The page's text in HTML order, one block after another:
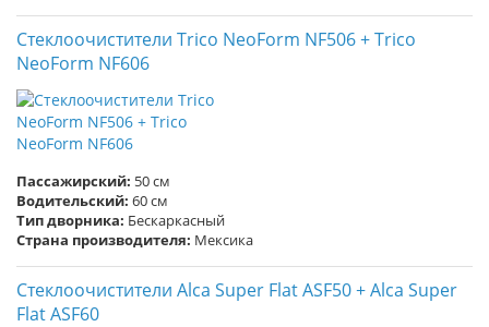
Стеклоочистители Trico NeoForm NF506 + Trico
NeoForm NF606
Пассажирский: 50 см
Водительский: 60 см
Тип дворника: Бескаркасный
Страна производителя: Мексика
Стеклоочистители Alca Super Flat ASF50 + Alca Super
Flat ASF60